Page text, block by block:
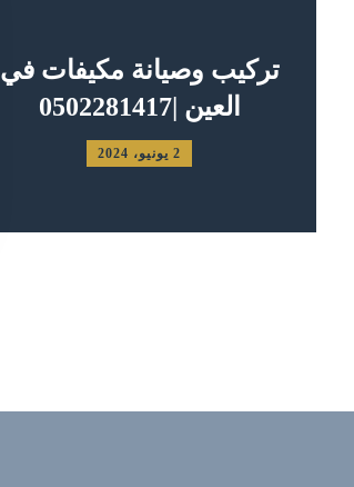
تركيب وصيانة مكيفات في
العين |0502281417
2 يونيو، 2024